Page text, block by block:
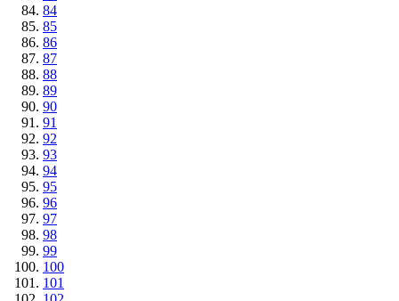
84
85
86
87
88
89
90
91
92
93
94
95
96
97
98
99
100
101